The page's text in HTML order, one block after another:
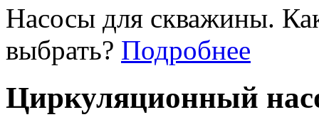
Насосы для скважины.
выбрать? Подробнее
Циркуляционный